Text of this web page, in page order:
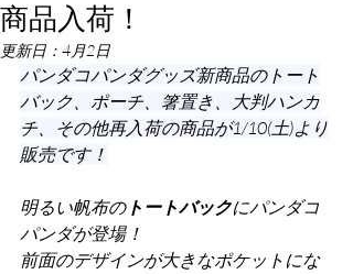
商品入荷！
更新日： 4月2日
パンダコパンダグッズ新商品のトート
バック、ポーチ、箸置き、大判ハンカ
チ、その他再入荷の商品が1/10(土)より
販売です！
明るい帆布のトートバックにパンダコ
パンダが登場！
前面のデザインが大きなポケットにな